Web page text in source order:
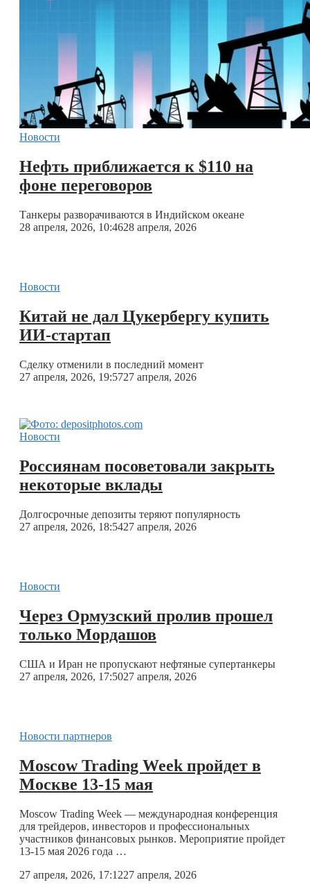
Новости
Нефть приближается к $110 на
фоне переговоров
Танкеры разворачиваются в Индийском океане
28 апреля, 2026, 10:4628 апреля, 2026
Новости
Китай не дал Цукербергу купить
ИИ-стартап
Сделку отменили в последний момент
27 апреля, 2026, 19:5727 апреля, 2026
Новости
Россиянам посоветовали закрыть
некоторые вклады
Долгосрочные депозиты теряют популярность
27 апреля, 2026, 18:5427 апреля, 2026
Новости
Через Ормузский пролив прошел
только Мордашов
США и Иран не пропускают нефтяные супертанкеры
27 апреля, 2026, 17:5027 апреля, 2026
Новости партнеров
Moscow Trading Week пройдет в
Москве 13-15 мая
Moscow Trading Week — международная конференция
для трейдеров, инвесторов и профессиональных
участников финансовых рынков. Мероприятие пройдет
13-15 мая 2026 года …
27 апреля, 2026, 17:1227 апреля, 2026